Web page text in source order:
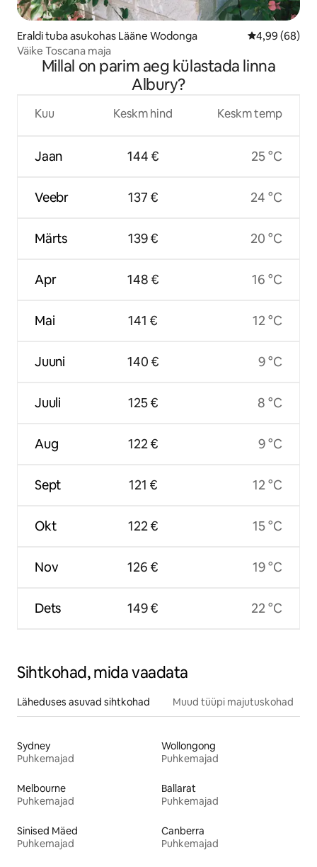
Eraldi tuba asukohas Lääne Wodonga Keskmine
4,99 (68)
Väike Toscana maja
Millal on parim aeg külastada linna
Albury?
Kuu
Jaan
Veebr
Märts
Apr
Mai
Juuni
Juuli
Aug
Sept
Okt
Nov
Dets
Keskm hind
144 €
137 €
139 €
148 €
141 €
140 €
125 €
122 €
121 €
122 €
126 €
149 €
Keskm temp
25 °C
24 °C
20 °C
16 °C
12 °C
9 °C
8 °C
9 °C
12 °C
15 °C
19 °C
22 °C
Sihtkohad, mida vaadata
Läheduses asuvad sihtkohad Muud tüüpi majutuskohad
Sydney
Puhkemajad
Wollongong
Puhkemajad
Melbourne
Puhkemajad
Ballarat
Puhkemajad
Sinised Mäed
Puhkemajad
Canberra
Puhkemajad